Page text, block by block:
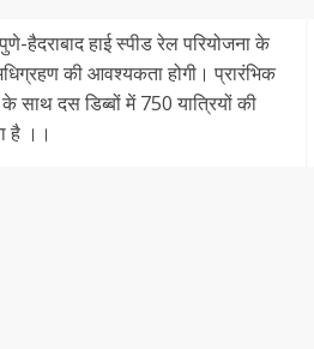
हैदराबाद हाई स्पीड रेल परियोजना के
की आवश्यकता होगी। प्रारंभिक
साथ दस डिब्बों में 750 यात्रियों की
है ।।